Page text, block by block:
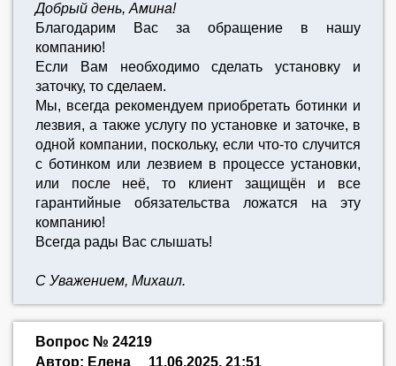
Добрый день, Амина!
Благодарим Вас за обращение в нашу
компанию!
Если Вам необходимо сделать установку и
заточку, то сделаем.
Мы, всегда рекомендуем приобретать ботинки и
лезвия, а также услугу по установке и заточке, в
одной компании, поскольку, если что-то случится
с ботинком или лезвием в процессе установки,
или после неё, то клиент защищён и все
гарантийные обязательства ложатся на эту
компанию!
Всегда рады Вас слышать!
С Уважением, Михаил.
Вопрос № 24219
Автор: Елена
11.06.2025, 21:51